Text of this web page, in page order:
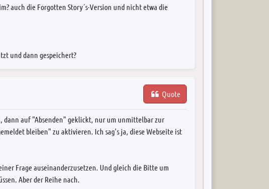
auch die Forgotten Story´s-Version und nicht etwa die
und dann gespeichert?
Quote
dann auf "Absenden" geklickt, nur um unmittelbar zur
bleiben" zu aktivieren. Ich sag's ja, diese Webseite ist
Frage auseinanderzusetzen. Und gleich die Bitte um
Aber der Reihe nach.